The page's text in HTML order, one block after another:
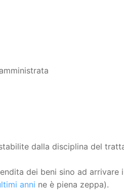
dalla disciplina del
dei beni sino ad arrivare
anni ne è piena zeppa).